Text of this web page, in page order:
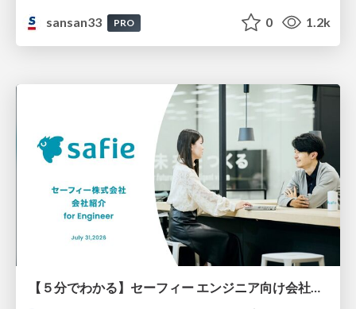
sansan33
PRO 0 1.2k
【５分でわかる】セーフィー エンジニア向け会社紹介